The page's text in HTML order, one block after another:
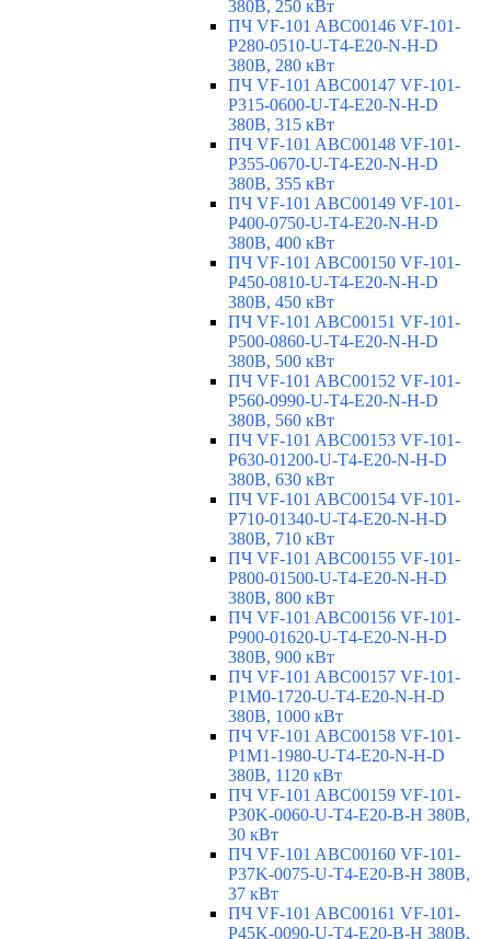
380В, 250 кВт
ПЧ VF-101 ABC00146 VF-101-
P280-0510-U-T4-E20-N-H-D
380В, 280 кВт
ПЧ VF-101 ABC00147 VF-101-
P315-0600-U-T4-E20-N-H-D
380В, 315 кВт
ПЧ VF-101 ABC00148 VF-101-
P355-0670-U-T4-E20-N-H-D
380В, 355 кВт
ПЧ VF-101 ABC00149 VF-101-
P400-0750-U-T4-E20-N-H-D
380В, 400 кВт
ПЧ VF-101 ABC00150 VF-101-
P450-0810-U-T4-E20-N-H-D
380В, 450 кВт
ПЧ VF-101 ABC00151 VF-101-
P500-0860-U-T4-E20-N-H-D
380В, 500 кВт
ПЧ VF-101 ABC00152 VF-101-
P560-0990-U-T4-E20-N-H-D
380В, 560 кВт
ПЧ VF-101 ABC00153 VF-101-
P630-01200-U-T4-E20-N-H-D
380В, 630 кВт
ПЧ VF-101 ABC00154 VF-101-
P710-01340-U-T4-E20-N-H-D
380В, 710 кВт
ПЧ VF-101 ABC00155 VF-101-
P800-01500-U-T4-E20-N-H-D
380В, 800 кВт
ПЧ VF-101 ABC00156 VF-101-
P900-01620-U-T4-E20-N-H-D
380В, 900 кВт
ПЧ VF-101 ABC00157 VF-101-
P1M0-1720-U-T4-E20-N-H-D
380В, 1000 кВт
ПЧ VF-101 ABC00158 VF-101-
P1M1-1980-U-T4-E20-N-H-D
380В, 1120 кВт
ПЧ VF-101 ABC00159 VF-101-
P30K-0060-U-T4-E20-B-H 380В,
30 кВт
ПЧ VF-101 ABC00160 VF-101-
P37K-0075-U-T4-E20-B-H 380В,
37 кВт
ПЧ VF-101 ABC00161 VF-101-
P45K-0090-U-T4-E20-B-H 380В,